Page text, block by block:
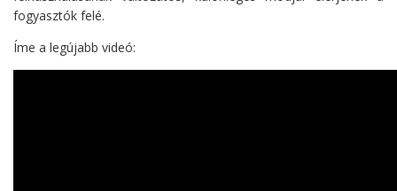
fogyasztók felé.
Íme a legújabb videó: